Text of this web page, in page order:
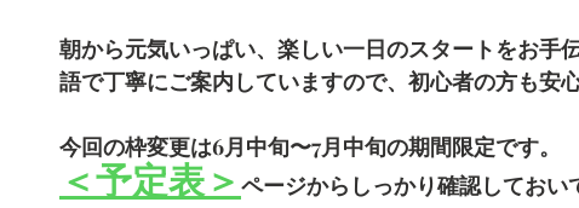
朝から元気いっぱい、楽しい一日のスタートをお手
語で丁寧にご案内していますので、初心者の方も安
今回の枠変更は6月中旬〜7月中旬の期間限定です。
＜予定表＞ ページからしっかり確認しておい